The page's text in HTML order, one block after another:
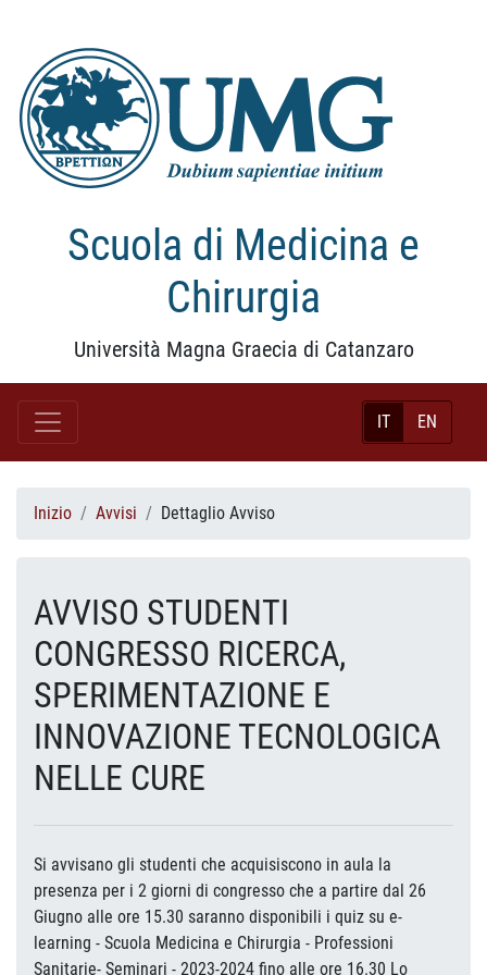
Scuola di Medicina e
Chirurgia
Università Magna Graecia di Catanzaro
IT EN
Inizio Avvisi Dettaglio Avviso
AVVISO STUDENTI
CONGRESSO RICERCA,
SPERIMENTAZIONE E
INNOVAZIONE TECNOLOGICA
NELLE CURE
Si avvisano gli studenti che acquisiscono in aula la
presenza per i 2 giorni di congresso che a partire dal 26
Giugno alle ore 15.30 saranno disponibili i quiz su e-
learning - Scuola Medicina e Chirurgia - Professioni
Sanitarie- Seminari - 2023-2024 fino alle ore 16.30 Lo